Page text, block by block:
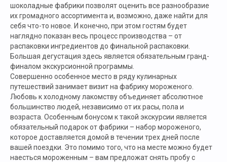
шоколадные фабрики позволят оценить все разнообразие
их громадного ассортимента и, возможно, даже найти для
себя что-то новое. И конечно, при этом гостям будет
наглядно показан весь процесс производства – от
распаковки ингредиентов до финальной распаковки.
Большая дегустация здесь является обязательным гранд-
финалом экскурсионной программы.
Совершенно особенное место в ряду кулинарных
путешествий занимает визит на фабрику мороженого.
Любовь к холодному лакомству объединяет абсолютное
большинство людей, независимо от их расы, пола и
возраста. Особенным бонусом к такой экскурсии является
обязательный подарок от фабрики – набор мороженого,
которое доставляется домой в течении трех дней после
вашей поездки. Это помимо того, что на месте можно будет
наесться мороженным – вам предложат снять пробу с